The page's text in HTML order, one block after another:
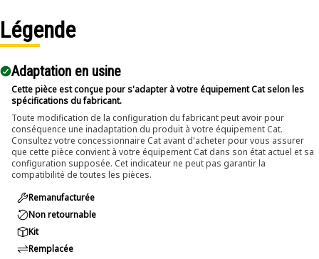
Légende
Adaptation en usine
Cette pièce est conçue pour s'adapter à votre équipement Cat selon les
spécifications du fabricant.
Toute modification de la configuration du fabricant peut avoir pour
conséquence une inadaptation du produit à votre équipement Cat.
Consultez votre concessionnaire Cat avant d'acheter pour vous assurer
que cette pièce convient à votre équipement Cat dans son état actuel et sa
configuration supposée. Cet indicateur ne peut pas garantir la
compatibilité de toutes les pièces.
Remanufacturée
Non retournable
Kit
Remplacée